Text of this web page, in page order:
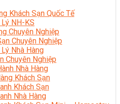
Khách Sạn Quốc Tế
NH-KS
Chuyên Nghiệp
Chuyên Nghiệp
Nhà Hàng
Chuyên Nghiệp
Nhà Hàng
Khách Sạn
Khách Sạn
Nhà Hàng